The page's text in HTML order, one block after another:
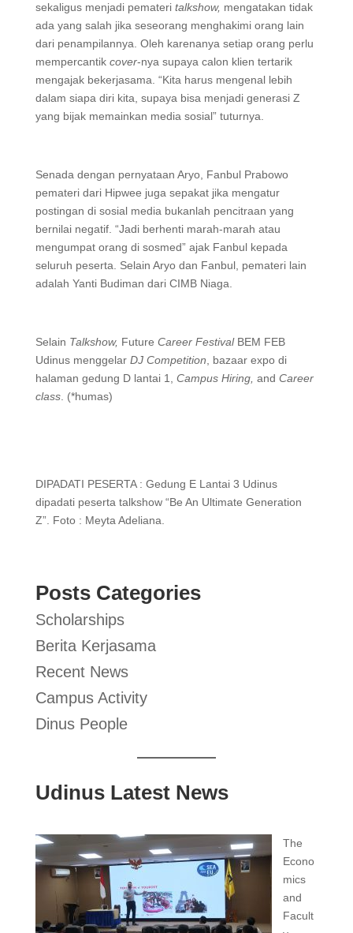
sekaligus menjadi pemateri talkshow, mengatakan tidak
ada yang salah jika seseorang menghakimi orang lain
dari penampilannya. Oleh karenanya setiap orang perlu
mempercantik cover-nya supaya calon klien tertarik
mengajak bekerjasama. “Kita harus mengenal lebih
dalam siapa diri kita, supaya bisa menjadi generasi Z
yang bijak memainkan media sosial” tuturnya.
Senada dengan pernyataan Aryo, Fanbul Prabowo
pemateri dari Hipwee juga sepakat jika mengatur
postingan di sosial media bukanlah pencitraan yang
bernilai negatif. “Jadi berhenti marah-marah atau
mengumpat orang di sosmed” ajak Fanbul kepada
seluruh peserta. Selain Aryo dan Fanbul, pemateri lain
adalah Yanti Budiman dari CIMB Niaga.
Selain Talkshow, Future Career FestivalBEM FEB
Udinus menggelar DJ Competition , bazaar expo di
halaman gedung D lantai 1, Campus Hiring, and Career
class. (*humas)
DIPADATI PESERTA : Gedung E Lantai 3 Udinus
dipadati peserta talkshow “Be An Ultimate Generation
Z”. Foto : Meyta Adeliana.
Posts Categories
Scholarships
Berita Kerjasama
Recent News
Campus Activity
Dinus People
Udinus Latest News
The
Econo
mics
and
Facult